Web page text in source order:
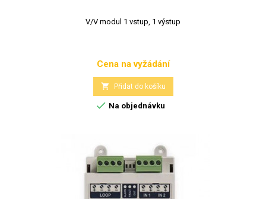
V/V modul 1 vstup, 1 výstup
Cena
Cena na vyžádání
 Přidat do košíku
 Na objednávku